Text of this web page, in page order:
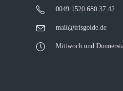
0049 1520 680 37 42
mail@irisgolde.de
Mittwoch und